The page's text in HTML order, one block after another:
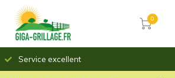
0
Service excellent